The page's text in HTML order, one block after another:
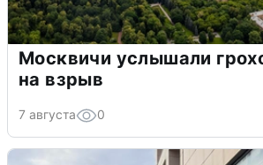
Москвичи услышали
на взрыв
7 августа 0